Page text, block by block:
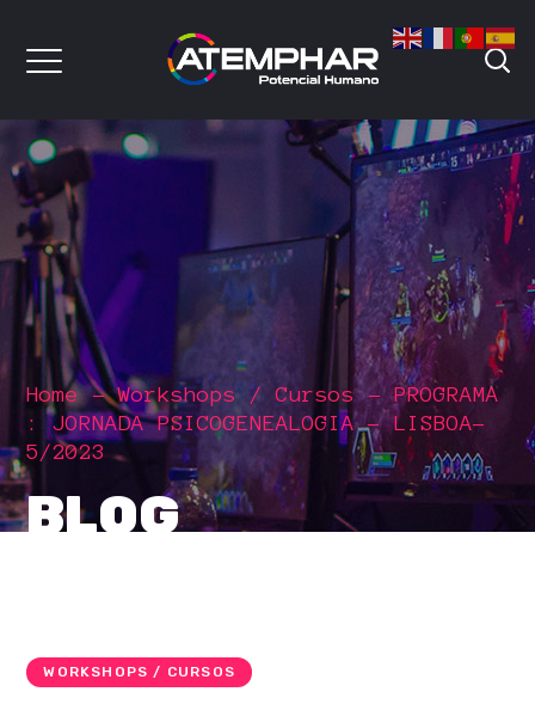
Home Workshops / Cursos
PROGRAMA
: JORNADA PSICOGENEALOGIA – LISBOA-
5/2023
BLOG
WORKSHOPS / CURSOS